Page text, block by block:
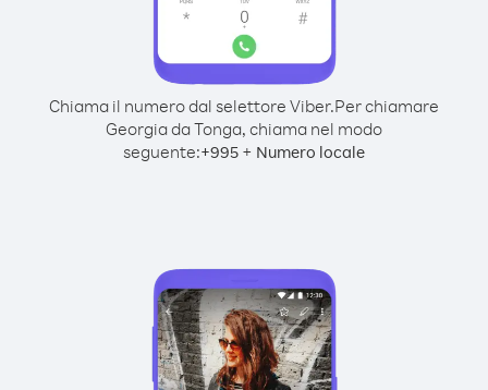
Chiama il numero dal selettore Viber.Per chiamare
Georgia da Tonga, chiama nel modo
seguente:+995 + Numero locale